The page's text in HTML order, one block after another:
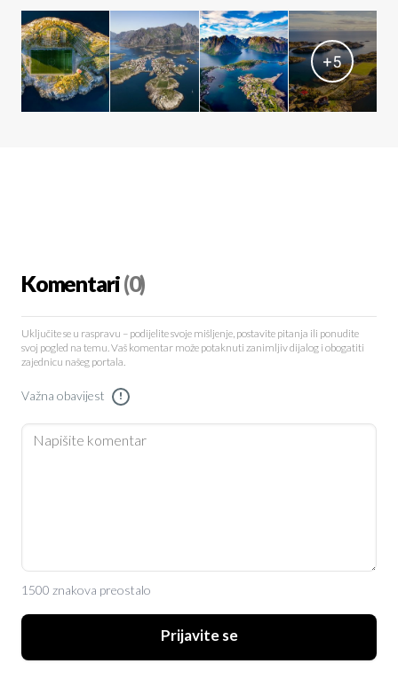
+5
Komentari(0)
Uključite se u raspravu – podijelite svoje mišljenje, postavite pitanja ili ponudite
svoj pogled na temu. Vaš komentar može potaknuti zanimljiv dijalog i obogatiti
zajednicu našeg portala.
Važna obavijest !
1500 znakova preostalo
Prijavite se